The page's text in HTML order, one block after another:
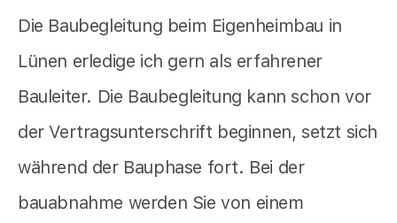
Die Baubegleitung beim Eigenheimbau in
Lünen erledige ich gern als erfahrener
Bauleiter. Die Baubegleitung kann schon vor
der Vertragsunterschrift beginnen, setzt sich
während der Bauphase fort. Bei der
bauabnahme werden Sie von einem